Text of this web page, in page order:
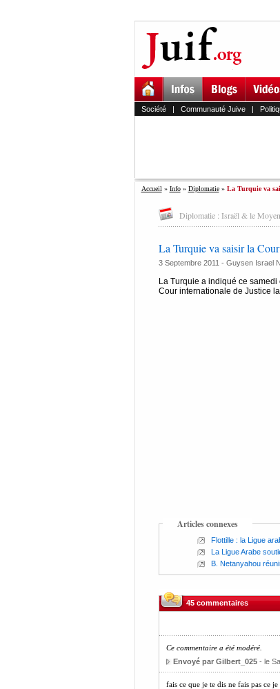
Société| Communauté Juive|
Accueil » Info» Diplomatie» La Turquie va
Diplomatie : Israël & le
La Turquie va saisir la
3 Septembre 2011 - Guysen Israel
La Turquie a indiqué ce
Cour internationale de Justice
Articles connexes
Flottille : la Ligue
La Ligue Arabe
B. Netanyahou
45 commentaires
Ce commentaire a été modéré.
Envoyé par Gilbert_025- le
fais ce que je te dis ne fais pas ce